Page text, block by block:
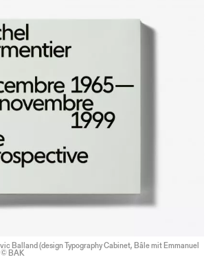
Balland (design Typography Cabinet, Bâle mit Emmanuel
© BAK